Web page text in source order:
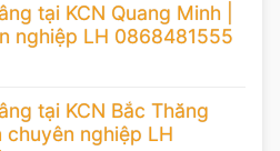
tại KCN Quang Minh |
nghiệp LH 0868481555
tại KCN Bắc Thăng
nghiệp LH